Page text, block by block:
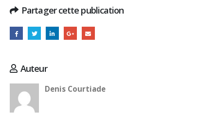
Partager cette publication
Auteur
Denis Courtiade